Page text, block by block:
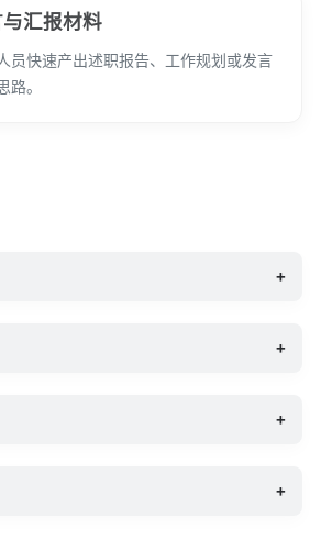
汇报材料
员快速产出述职报告、工作规划或发言
。
+
+
+
+